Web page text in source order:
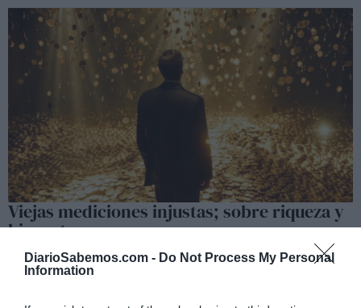
DiarioSabemos.com - Do Not Process My Personal
Information
Viejas mediciones injustas; sobre riqueza y
bienestar
El proceso de globalización de este mundo nuevo, nos llama al
entendimiento, ofreciéndonos la posibilidad de una gran
desprendimiento de lo mundano. Por desgracia, la realidad suele